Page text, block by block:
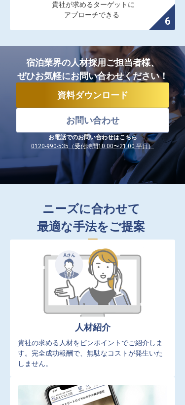
貴社が求めるターゲットに
アプローチできる
宿泊業界の人材採用ご担当者様、
ぜひお気軽にお問い合わせください！
お問い合わせ
資料ダウンロード
お電話でのお問い合わせはこちら
0120-990-535（受付時間10:00〜21:00 平日）
ニーズに合わせて
最適な手法をご提案
人材紹介
貴社の求める人材をピンポイントでご紹介しま
す。完全成功報酬で、無駄なコストが発生いた
しません。